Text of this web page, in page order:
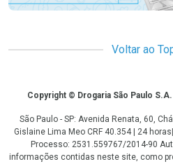
Voltar ao
CopyrightCopyright © Drogaria São Paulo
São Paulo - SP: Avenida Renata, 60,
Gislaine Lima Meo CRF 40.354 | 24
Processo: 2531.559767/2014-90
informações contidas neste site, como